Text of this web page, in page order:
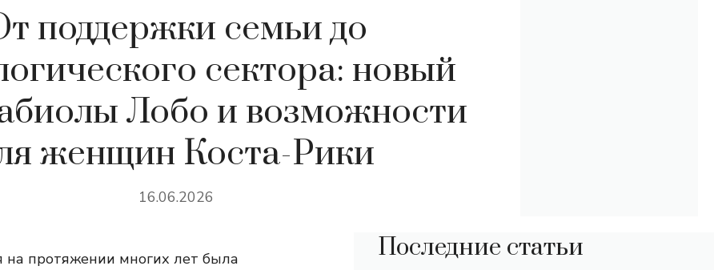
поддержки семьи до
сектора: новый
Лобо и возможности
женщин Коста-Рики
16.06.2026
протяжении многих лет была
Последние статьи